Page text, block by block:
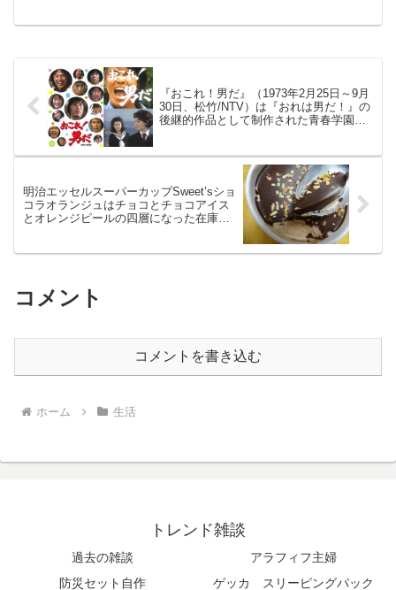
『おこれ！男だ』（1973年2月25日～9月
30日、松竹/NTV）は『おれは男だ！』の
後継的作品として制作された青春学園ド
明治エッセルスーパーカップSweet’sショ
コラオランジュはチョコとチョコアイス
とオレンジピールの四層になった在庫限
コメント
コメントを書き込む
ホーム 生活
トレンド雑談
過去の雑談
アラフィフ主婦
防災セット自作
ゲッカ スリーピングパック